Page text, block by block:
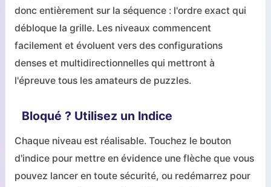
donc entièrement sur la séquence : l'ordre exact qui
débloque la grille. Les niveaux commencent
facilement et évoluent vers des configurations
denses et multidirectionnelles qui mettront à
l'épreuve tous les amateurs de puzzles.
Bloqué ? Utilisez un Indice
Chaque niveau est réalisable. Touchez le bouton
d'indice pour mettre en évidence une flèche que vous
pouvez lancer en toute sécurité, ou redémarrez pour